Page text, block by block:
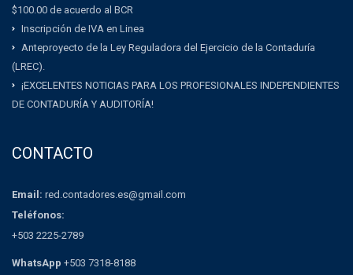
$100.00 de acuerdo al BCR
Inscripción de IVA en Linea
Anteproyecto de la Ley Reguladora del Ejercicio de la Contaduría
(LREC).
¡EXCELENTES NOTICIAS PARA LOS PROFESIONALES INDEPENDIENTES
DE CONTADURÍA Y AUDITORÍA!
CONTACTO
Email: red.contadores.es@gmail.com
Teléfonos:
+503 2225-2789
WhatsApp +503 7318-8188